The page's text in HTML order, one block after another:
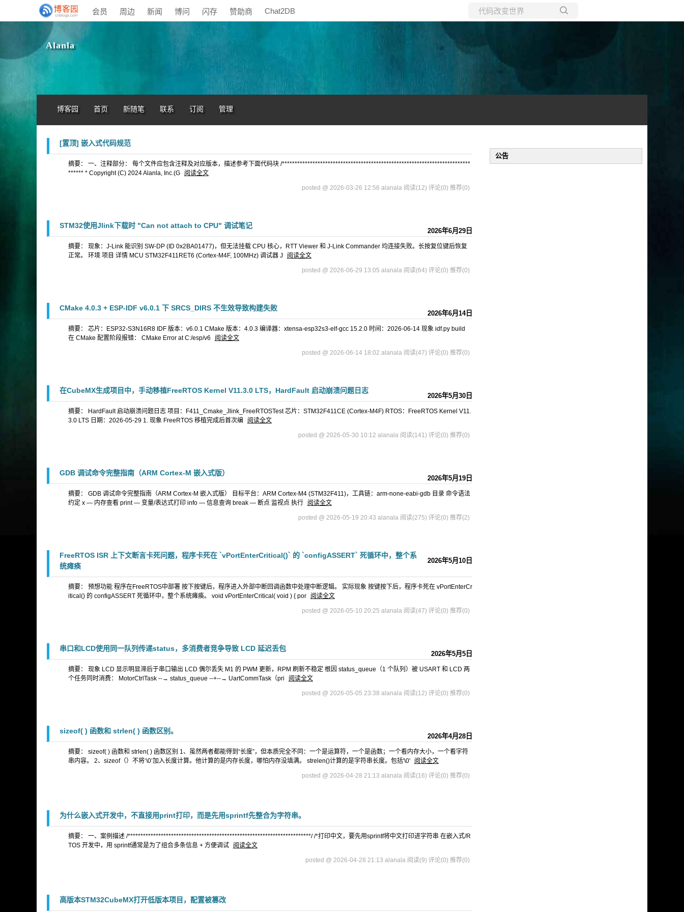
会员 周边 新闻 博问 闪存 赞助商 Chat2DB
Alanla
博客园 首页 新随笔 联系 订阅 管理
[置顶] 嵌入式代码规范
摘要： 一、注释部分： 每个文件应包含注释及对应版本，描述参考下面代码块 /**************************************************************************
****** * Copyright (C) 2024 Alanla, Inc.(G
阅读全文
posted @ 2026-03-26 12:56 alanala 阅读(12) 评论(0) 推荐(0)
2026年6月29日
STM32使用Jlink下载时 "Can not attach to CPU" 调试笔记
摘要： 现象：J-Link 能识别 SW-DP (ID 0x2BA01477)，但无法挂载 CPU 核心，RTT Viewer 和 J-Link Commander 均连接失败。长按复位键后恢复
正常。 环境 项目 详情 MCU STM32F411RET6 (Cortex-M4F, 100MHz) 调试器 J
阅读全文
posted @ 2026-06-29 13:05 alanala 阅读(64) 评论(0) 推荐(0)
2026年6月14日
CMake 4.0.3 + ESP-IDF v6.0.1 下 SRCS_DIRS 不生效导致构建失败
摘要： 芯片：ESP32-S3N16R8 IDF 版本：v6.0.1 CMake 版本：4.0.3 编译器：xtensa-esp32s3-elf-gcc 15.2.0 时间：2026-06-14 现象 idf.py build
在 CMake 配置阶段报错： CMake Error at C:/esp/v6
阅读全文
posted @ 2026-06-14 18:02 alanala 阅读(47) 评论(0) 推荐(0)
2026年5月30日
在CubeMX生成项目中，手动移植FreeRTOS Kernel V11.3.0 LTS，HardFault 启动崩溃问题日志
摘要： HardFault 启动崩溃问题日志 项目：F411_Cmake_Jlink_FreeRTOSTest 芯片：STM32F411CE (Cortex-M4F) RTOS：FreeRTOS Kernel V11.
3.0 LTS 日期：2026-05-29 1. 现象 FreeRTOS 移植完成后首次编
阅读全文
posted @ 2026-05-30 10:12 alanala 阅读(141) 评论(0) 推荐(0)
2026年5月19日
GDB 调试命令完整指南（ARM Cortex-M 嵌入式版）
摘要： GDB 调试命令完整指南（ARM Cortex-M 嵌入式版） 目标平台：ARM Cortex-M4 (STM32F411)，工具链：arm-none-eabi-gdb 目录 命令语法
约定 x — 内存查看 print — 变量/表达式打印 info — 信息查询 break — 断点 监视点 执行
阅读全文
posted @ 2026-05-19 20:43 alanala 阅读(275) 评论(0) 推荐(2)
2026年5月10日
FreeRTOS ISR 上下文断言卡死问题，程序卡死在 `vPortEnterCritical()` 的 `configASSERT` 死循环中，整个系
统瘫痪
摘要： 预想功能 程序在FreeRTOS中部署 按下按键后，程序进入外部中断回调函数中处理中断逻辑。 实际现象 按键按下后，程序卡死在 vPortEnterCr
itical() 的 configASSERT 死循环中，整个系统瘫痪。 void vPortEnterCritical( void ) { por
阅读全文
posted @ 2026-05-10 20:25 alanala 阅读(47) 评论(0) 推荐(0)
2026年5月5日
串口和LCD使用同一队列传递status，多消费者竞争导致 LCD 延迟丢包
摘要： 现象 LCD 显示明显滞后于串口输出 LCD 偶尔丢失 M1 的 PWM 更新，RPM 刷新不稳定 根因 status_queue（1 个队列）被 USART 和 LCD 两
个任务同时消费： MotorCtrlTask --→ status_queue --+--→ UartCommTask（pri
阅读全文
posted @ 2026-05-05 23:38 alanala 阅读(12) 评论(0) 推荐(0)
2026年4月28日
sizeof( ) 函数和 strlen( ) 函数区别。
摘要： sizeof( ) 函数和 strlen( ) 函数区别 1、虽然两者都能得到“长度”，但本质完全不同：一个是运算符，一个是函数；一个看内存大小，一个看字符
串内容。 2、sizeof（）不将‘\0’加入长度计算。他计算的是内存长度，哪怕内存没填满。 strelen()计算的是字符串长度。包括'\0'
阅读全文
posted @ 2026-04-28 21:13 alanala 阅读(16) 评论(0) 推荐(0)
为什么嵌入式开发中，不直接用print打印，而是先用sprintf先整合为字符串。
摘要： 一、案例描述 /************************************************************************/ /*打印中文，要先用sprintf将中文打印进字符串 在嵌入式/R
TOS 开发中，用 sprintf通常是为了组合多条信息 + 方便调试
阅读全文
posted @ 2026-04-28 21:13 alanala 阅读(9) 评论(0) 推荐(0)
高版本STM32CubeMX打开低版本项目，配置被篡改
公告